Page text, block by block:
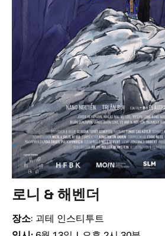
로니 & 해벤더
장소: 괴테 인스티투트